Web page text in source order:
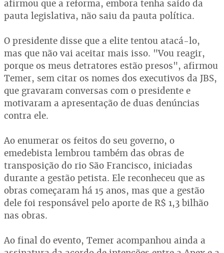
afirmou que a reforma, embora tenha saído da
pauta legislativa, não saiu da pauta política.
O presidente disse que a elite tentou atacá-lo,
mas que não vai aceitar mais isso. "Vou reagir,
porque os meus detratores estão presos", afirmou
Temer, sem citar os nomes dos executivos da JBS,
que gravaram conversas com o presidente e
motivaram a apresentação de duas denúncias
contra ele.
Ao enumerar os feitos do seu governo, o
emedebista lembrou também das obras de
transposição do rio São Francisco, iniciadas
durante a gestão petista. Ele reconheceu que as
obras começaram há 15 anos, mas que a gestão
dele foi responsável pelo aporte de R$ 1,3 bilhão
nas obras.
Ao final do evento, Temer acompanhou ainda a